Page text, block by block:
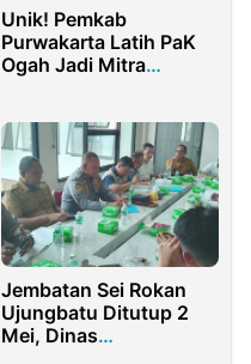
Unik! Pemkab
Purwakarta Latih PaK
Ogah Jadi Mitra
Jembatan Sei Rokan
Ujungbatu Ditutup 2
Mei, Dinas